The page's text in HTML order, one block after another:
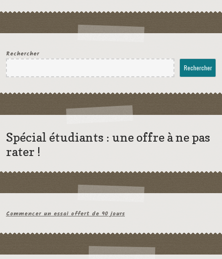
Rechercher
Rechercher
Spécial étudiants : une offre à ne pas
rater !
Commencer un essai offert de 90 jours